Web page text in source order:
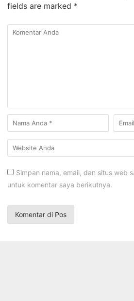
fields are marked *
Simpan nama, email, dan situs web
untuk komentar saya berikutnya.